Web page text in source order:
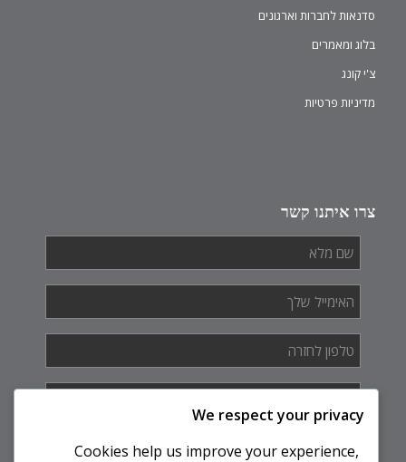
סדנאות לחברות וארגונים
בלוג ומאמרים
צ'י קונג
מדיניות פרטיות
צרו איתנו קשר
שם
מלא *
האימייל
שלך *
טלפון
לחזרה *
איך
יכולים
לך?
We respect your privacy
Cookies help us improve your experience,